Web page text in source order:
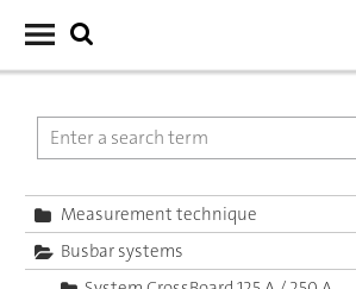
Measurement technique
Busbar systems